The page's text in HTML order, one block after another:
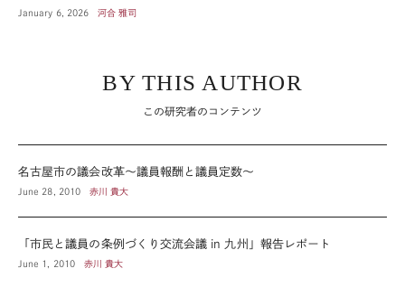
January 6, 2026 河合 雅司
BY THIS AUTHOR
この研究者のコンテンツ
名古屋市の議会改革～議員報酬と議員定数～
June 28, 2010 赤川 貴大
「市民と議員の条例づくり交流会議 in 九州」報告レポート
June 1, 2010 赤川 貴大